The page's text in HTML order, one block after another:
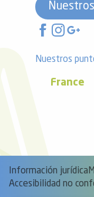
Nuestros
France
Información jurídica
Accesibilidad no